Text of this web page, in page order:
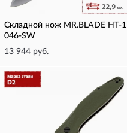
Складной нож MR.BLADE HT-1
046-SW
13 944 руб.